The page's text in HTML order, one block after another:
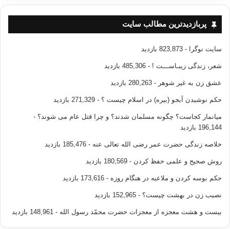
پربازدیدترین مطالب سایت
سایت نوگرا - 823,873 بازدید
شعر، زندگی زیبـاســـت ! - 485,306 بازدید
عشق زن به غیر شوهر - 280,263 بازدید
حکم نوشیدن آبجو (بیره) در اسلام چیست ؟ - 271,329 بازدید
میانمار کجاست؟ چگونه مسلمان شدند؟ و چرا قتل عام می شوند؟ -
196,144 بازدید
خلاصه زندگی حضرت عمر رضی الله تعالی عنه - 185,476 بازدید
روش صحیح و علمی حفظ کردن - 180,569 بازدید
حکم بوسه کردن و ملاعبه در هنگام روزه - 173,616 بازدید
نصیب زن در بهشت چیست؟ - 152,965 بازدید
بیست و هشت معجزه از معجزات حضرت محمّد رسول الله - 148,961 بازدید